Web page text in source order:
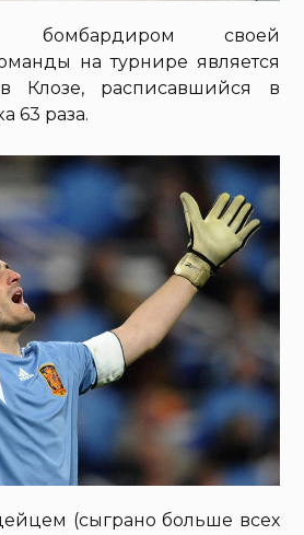
своей
на турнире является
Клозе, расписавшийся в
63 раза.
(сыграно больше всех